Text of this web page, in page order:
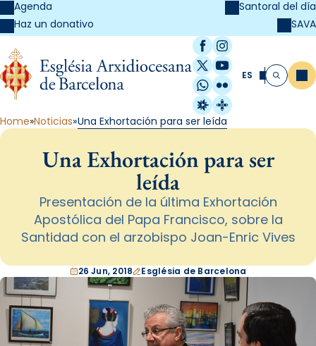
Agenda
Haz un donativo
Santoral del día
SAVA
Facebook
Instagram
X / Twitter
YouTube
WhatsApp
Flickr
Radio Estel
Catalunya
ES Buscar
Home Noticias Una Exhortación para ser leída
Una Exhortación para ser
leída
Presentación de la última Exhortación
Apostólica del Papa Francisco, sobre la
Santidad con el arzobispo Joan-Enric Vives
26 Jun, 2018 Església de Barcelona